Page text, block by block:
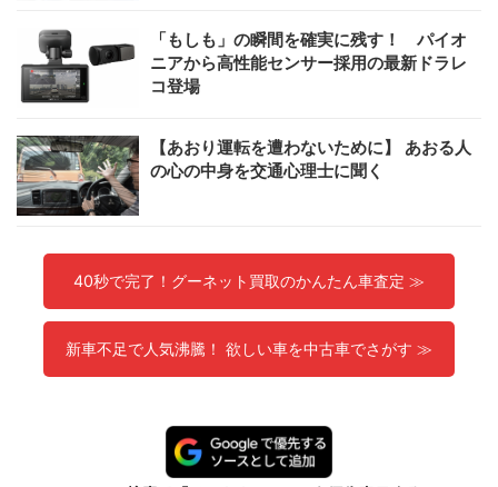
「もしも」の瞬間を確実に残す！ パイオ
ニアから高性能センサー採用の最新ドラレ
コ登場
【あおり運転を遭わないために】 あおる人
の心の中身を交通心理士に聞く
40秒で完了！グーネット買取のかんたん車査定 ≫
新車不足で人気沸騰！ 欲しい車を中古車でさがす ≫